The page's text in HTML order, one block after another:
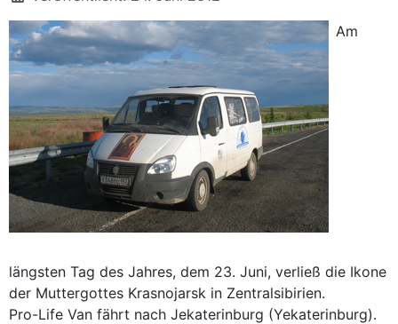
Am
längsten Tag des Jahres, dem 23. Juni, verließ die Ikone
der Muttergottes Krasnojarsk in Zentralsibirien.
Pro-Life Van fährt nach Jekaterinburg (Yekaterinburg).